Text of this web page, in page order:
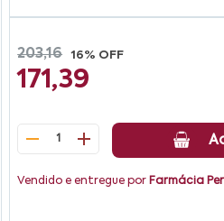
203,16 16% OFF
171,39
1
Vendido e entregue por Farmácia